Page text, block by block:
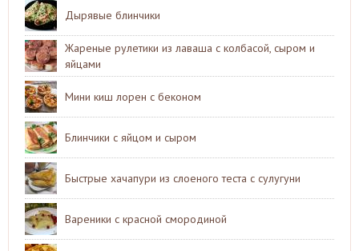
Дырявые блинчики
Жареные рулетики из лаваша с колбасой, сыром и
яйцами
Мини киш лорен с беконом
Блинчики с яйцом и сыром
Быстрые хачапури из слоеного теста с сулугуни
Вареники с красной смородиной